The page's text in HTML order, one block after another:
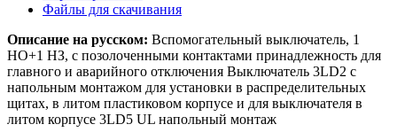
Файлы для скачивания
Описание на русском: Вспомогательный выключатель, 1
НО+1 НЗ, с позолоченными контактами принадлежность для
главного и аварийного отключения Выключатель 3LD2 с
напольным монтажом для установки в распределительных
щитах, в литом пластиковом корпусе и для выключателя в
литом корпусе 3LD5 UL напольный монтаж